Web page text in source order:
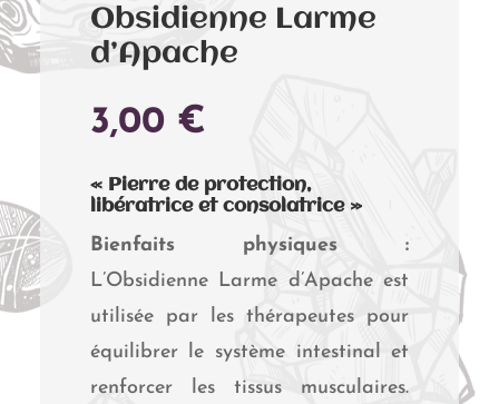
Obsidienne Larme
d’Apache
3,00 €
« Pierre de protection,
libératrice et consolatrice »
Bienfaits physiques :
L’Obsidienne Larme d’Apache est
utilisée par les thérapeutes pour
équilibrer le système intestinal et
renforcer les tissus musculaires.